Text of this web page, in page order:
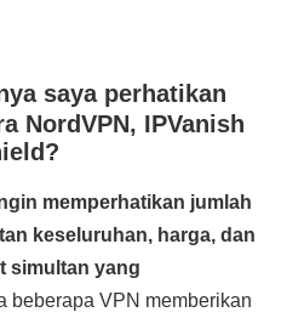
saya perhatikan
NordVPN, IPVanish
memperhatikan jumlah
keseluruhan, harga, dan
simultan yang
beberapa VPN memberikan